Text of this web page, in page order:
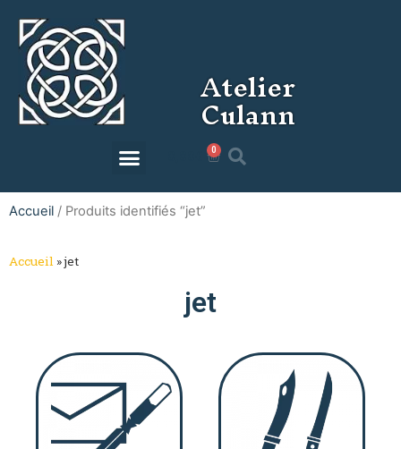
Atelier
Culann
0
Accueil / Produits identifiés “jet”
Accueil »jet
jet